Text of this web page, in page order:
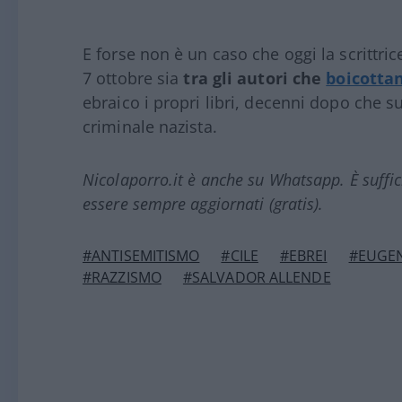
E forse non è un caso che oggi la
7 ottobre siatra gli autori che
ebraico i propri libri, decenni dopo che
criminale nazista.
Nicolaporro.it è anche su Whatsapp. È
essere sempre aggiornati (gratis).
#ANTISEMITISMO #CILE #EBREI
#RAZZISMO
#SALVADOR ALLENDE